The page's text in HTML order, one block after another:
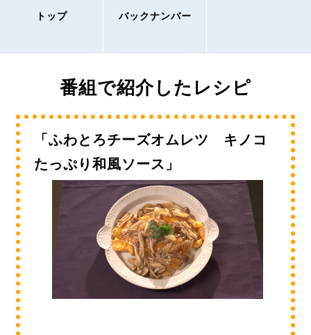
トップ バックナンバー
番組で紹介したレシピ
「ふわとろチーズオムレツ キノコ
たっぷり和風ソース」